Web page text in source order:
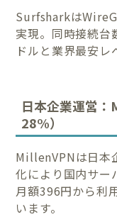
Surfsharkは
実現。同時接続台
ドルと業界最安レ
日本企業運営
28%）
MillenVPNは日本
化により国内サー
月額396円から利
います。